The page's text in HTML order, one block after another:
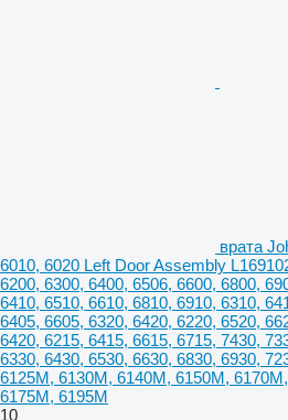
врата
6010, 6020 Left Door Assembly
6200, 6300, 6400, 6506, 6600, 6800,
6410, 6510, 6610, 6810, 6910, 6310,
6405, 6605, 6320, 6420, 6220, 6520,
6420, 6215, 6415, 6615, 6715, 7430,
6330, 6430, 6530, 6630, 6830, 6930,
6125M, 6130M, 6140M, 6150M,
6175M, 6195M
10